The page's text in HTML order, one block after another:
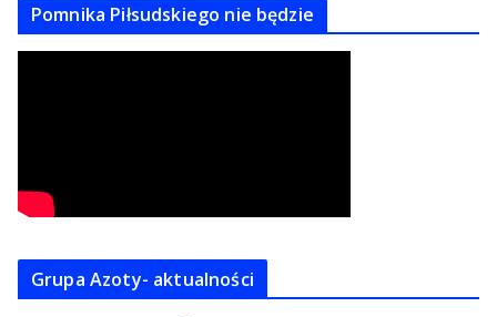
Pomnika Piłsudskiego nie będzie
Grupa Azoty- aktualności